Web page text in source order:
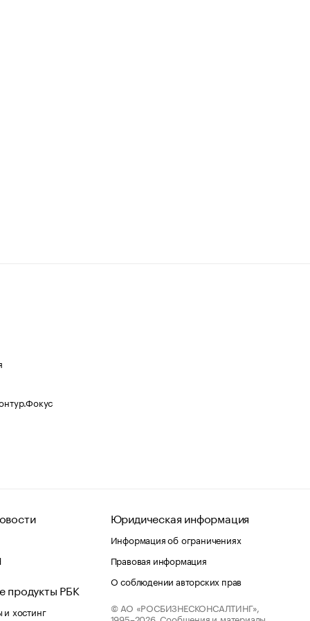
продукты РБК
хостинг
Юридическая информация
Информация об ограничениях
Правовая информация
О соблюдении авторских прав
© АО «РОСБИЗНЕСКОНСАЛТИНГ»,
1995–2026. Сообщения и материалы